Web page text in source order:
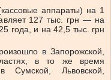
аппараты) на 1
127 тыс. грн — на
года, и на 42,5 тыс. грн
в Запорожской,
в то же время
Сумской, Львовской,